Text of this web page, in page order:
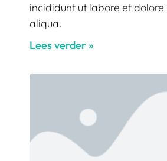
incididunt ut labore et
aliqua.
Lees verder »